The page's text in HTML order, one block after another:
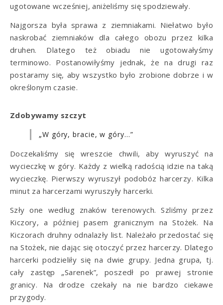
ugotowane wcześniej, aniżeliśmy się spodziewały.
Najgorsza była sprawa z ziemniakami. Niełatwo było
naskrobać ziemniaków dla całego obozu przez kilka
druhen. Dlatego też obiadu nie ugotowałyśmy
terminowo. Postanowiłyśmy jednak, że na drugi raz
postaramy się, aby wszystko było zrobione dobrze i w
określonym czasie.
Zdobywamy szczyt
„W góry, bracie, w góry…”
Doczekaliśmy się wreszcie chwili, aby wyruszyć na
wycieczkę w góry. Każdy z wielką radością idzie na taką
wycieczkę. Pierwszy wyruszył podobóz harcerzy. Kilka
minut za harcerzami wyruszyły harcerki.
Szły one według znaków terenowych. Szliśmy przez
Kiczory, a później pasem granicznym na Stożek. Na
Kiczorach druhny odnalazły list. Należało przedostać się
na Stożek, nie dając się otoczyć przez harcerzy. Dlatego
harcerki podzieliły się na dwie grupy. Jedna grupa, tj.
cały zastęp „Sarenek”, poszedł po prawej stronie
granicy. Na drodze czekały na nie bardzo ciekawe
przygody.